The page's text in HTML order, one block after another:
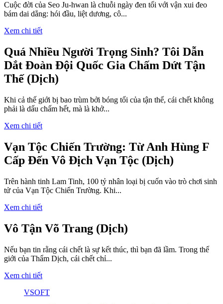
Cuộc đời của Seo Ju-hwan là chuỗi ngày đen tối với vận xui đeo
bám dai dẳng: hói đầu, liệt dương, cô...
Xem chi tiết
Quá Nhiều Người Trọng Sinh? Tôi Dẫn
Dắt Đoàn Đội Quốc Gia Chấm Dứt Tận
Thế (Dịch)
Khi cả thế giới bị bao trùm bởi bóng tối của tận thế, cái chết không
phải là dấu chấm hết, mà là khở...
Xem chi tiết
Vạn Tộc Chiến Trường: Từ Anh Hùng F
Cấp Đến Vô Địch Vạn Tộc (Dịch)
Trên hành tinh Lam Tinh, 100 tỷ nhân loại bị cuốn vào trò chơi sinh
tử của Vạn Tộc Chiến Trường. Khi...
Xem chi tiết
Vô Tận Võ Trang (Dịch)
Nếu bạn tin rằng cái chết là sự kết thúc, thì bạn đã lầm. Trong thế
giới của Thẩm Dịch, cái chết chỉ...
Xem chi tiết
VSOFT